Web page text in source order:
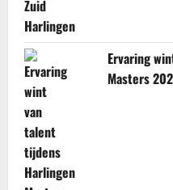
Ervaring
Masters